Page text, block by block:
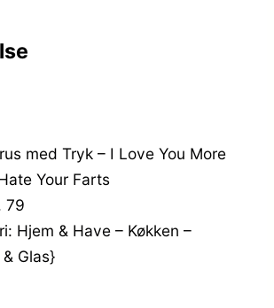
med Tryk – I Love You More
Your Farts
79
Hjem & Have – Køkken –
Glas}